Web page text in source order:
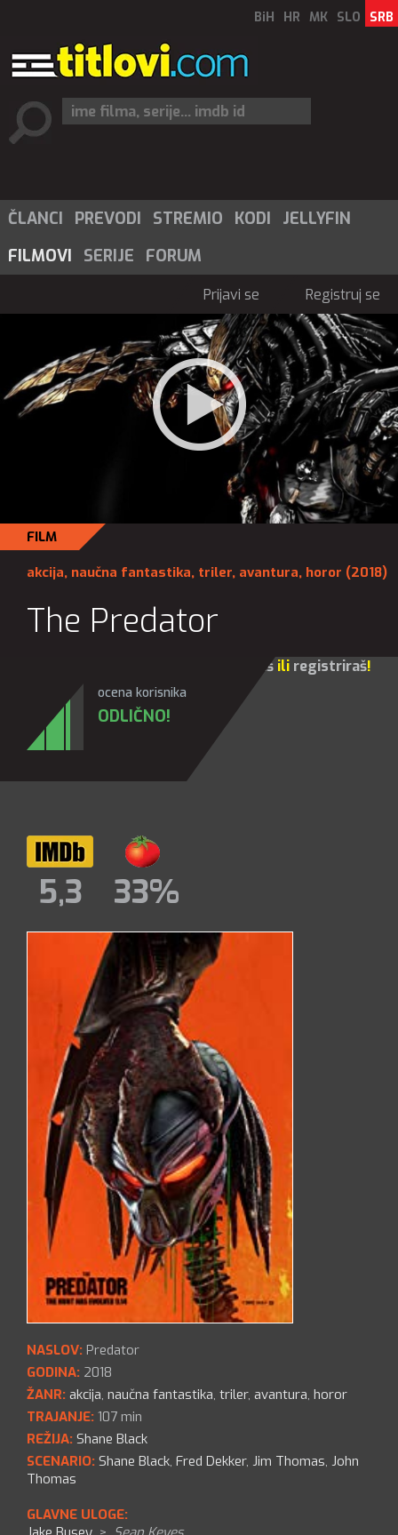
BiH HR MK SLO SRB
ČLANCI PREVODI STREMIO KODI
JELLYFIN
FILMOVI
SERIJE FORUM
Prijavi se Registruj se
FILM
akcija, naučna fantastika, triler, avantura, horor (2018)
The Predator
prijaviš ili registriraš!
ocena korisnika
ODLIČNO!
5,3 33%
NASLOV: Predator
GODINA: 2018
ŽANR: akcija, naučna fantastika, triler, avantura, horor
TRAJANJE: 107 min
REŽIJA: Shane Black
SCENARIO: Shane Black, Fred Dekker, Jim Thomas, John
Thomas
GLAVNE ULOGE: